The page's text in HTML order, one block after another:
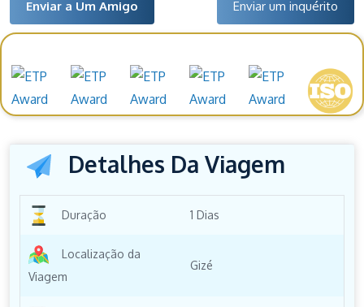
Enviar a Um Amigo Enviar um inquérito
Detalhes Da Viagem
Duração 1 Dias
Localização da
Viagem
Gizé